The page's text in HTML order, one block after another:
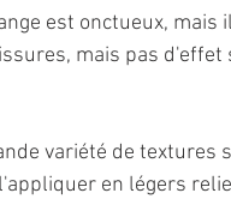
est onctueux, mais
mais pas
variété de textures
en légers